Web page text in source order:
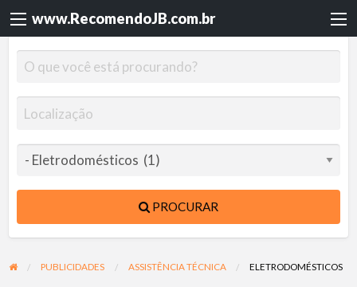
www.RecomendoJB.com.br
PROCURAR
PUBLICIDADES ASSISTÊNCIA TÉCNICA ELETRODOMÉSTICOS